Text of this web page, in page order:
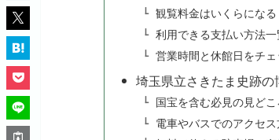
観覧料金はいくらになる
利用できる支払い方法一
営業時間と休館日をチェ
埼玉県立さきたま史跡
国宝を含む必見の見どこ
電車やバスでのアクセ